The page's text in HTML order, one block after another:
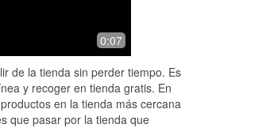
0:07
de la tienda sin perder tiempo. Es
y recoger en tienda gratis. En
en la tienda más cercana
que pasar por la tienda que